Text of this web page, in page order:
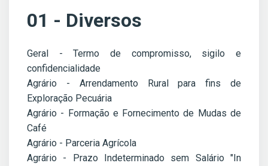
01 - Diversos
Geral - Termo de compromisso, sigilo e
confidencialidade
Agrário - Arrendamento Rural para fins de
Exploração Pecuária
Agrário - Formação e Fornecimento de Mudas de
Café
Agrário - Parceria Agrícola
Agrário - Prazo Indeterminado sem Salário "In